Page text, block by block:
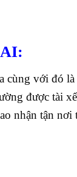
cùng với đó
được tài
nhận tận nơi